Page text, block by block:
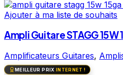
Ajouter à ma liste de souhaits
Ampli Guitare STAGG 15W
Amplificateurs Guitares,
MEILLEUR PRIX INTERNET !